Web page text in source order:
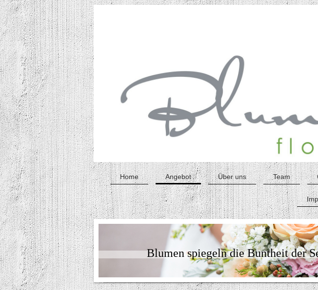
Home Angebot Über uns Team
Blumen spiegeln die Buntheit der